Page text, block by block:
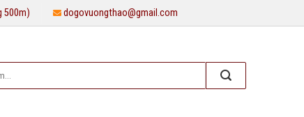
500m) dogovuongthao@gmail.com